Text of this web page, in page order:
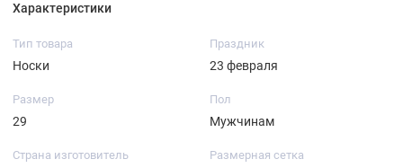
Характеристики
Тип товара
Носки
Праздник
23 февраля
Размер
29
Пол
Мужчинам
Страна изготовитель Размерная сетка